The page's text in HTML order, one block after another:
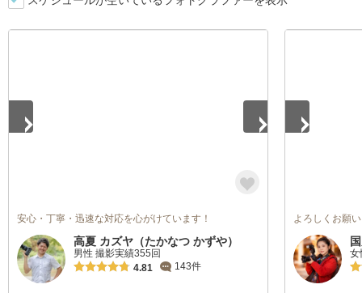
安心・丁寧・迅速な対応を心がけています！
高夏 カズヤ（たかなつ かずや）
男性 撮影実績355回
4.81
143件
よろしくお願
女